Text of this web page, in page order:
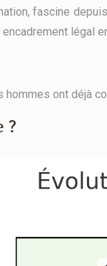
fascine
légal
hommes ont déjà
?